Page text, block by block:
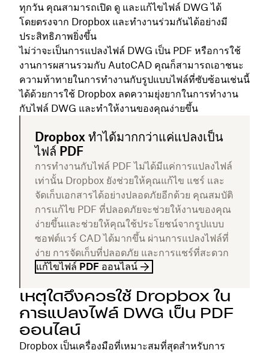
ทุกวัน คุณสามารถเปิด ดู และแก้ไขไฟล์ DWG ได้
โดยตรงจาก Dropbox และทำงานร่วมกันได้อย่างมี
ประสิทธิภาพยิ่งขึ้น
ไม่ว่าจะเป็นการแปลงไฟล์ DWG เป็น PDF หรือการใช้
งานการผสานรวมกับ AutoCAD คุณก็สามารถเอาชนะ
ความท้าทายในการทำงานกับรูปแบบไฟล์ที่ซับซ้อนเช่นนี้
ได้ด้วยการใช้ Dropbox ลดความยุ่งยากในการทำงาน
กับไฟล์ DWG และทำให้งานของคุณง่ายขึ้น
Dropbox ทำได้มากกว่าแค่แปลงเป็น
ไฟล์ PDF
การทำงานกับไฟล์ PDF ไม่ได้มีแค่การแปลงไฟล์
เท่านั้น Dropbox ยังช่วยให้คุณแก้ไข แชร์ และ
จัดเก็บเอกสารได้อย่างปลอดภัยอีกด้วย คุณสมบัติ
การแก้ไข PDF ที่ปลอดภัยจะช่วยให้งานของคุณ
ง่ายขึ้นและช่วยให้คุณใช้ประโยชน์จากรูปแบบ
ซอฟต์แวร์ CAD ได้มากขึ้น ผ่านการแปลงไฟล์ที่
ง่าย การจัดเก็บที่ปลอดภัย และการแชร์ที่สะดวก
แก้ไขไฟล์ PDF ออนไลน์
เหตุใดจึงควรใช้ Dropbox ใน
การแปลงไฟล์ DWG เป็น PDF
ออนไลน์
Dropbox เป็นเครื่องมือที่เหมาะสมที่สุดสำหรับการ